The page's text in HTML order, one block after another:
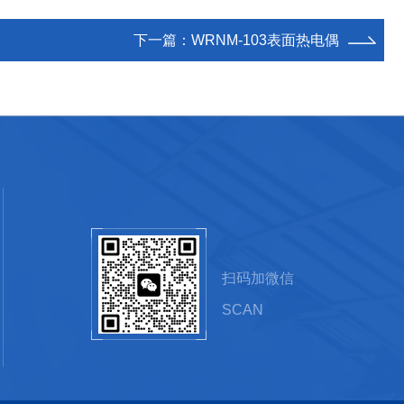
下一篇： WRNM-103表面热电偶
扫码加微信
SCAN